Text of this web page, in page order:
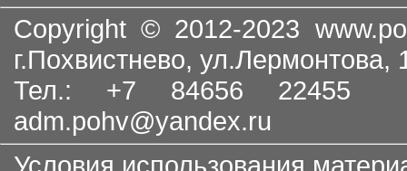
Copyright © 2012-2023
г.Похвистнево, ул.Лермонтова,
Тел.: +7 84656
adm.pohv@yandex.ru